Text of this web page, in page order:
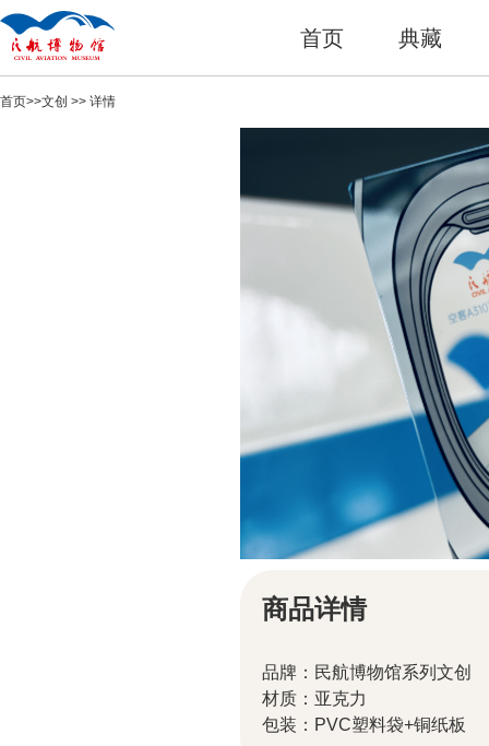
首页 典藏
首页>>文创 >> 详情
商品详情
品牌：民航博物馆系列文创
材质：亚克力
包装：PVC塑料袋+铜纸板